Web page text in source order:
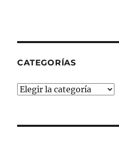
CATEGORÍAS
Categorías